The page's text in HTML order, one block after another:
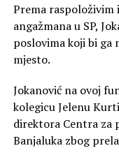
Prema
angažmana u SP,
poslovima koji bi
mjesto.
Jokanović na ovoj
kolegicu Jelenu
direktora Centra za
Banjaluka zbog